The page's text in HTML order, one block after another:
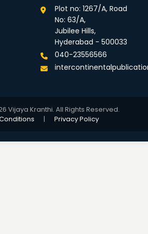
Plot no: 1267/A, Road
No: 63/A,
Jubilee Hills,
Hyderabad - 500033
040-23556566
Vijaya Kranthi. All Rights Reserved.
| Privacy Policy